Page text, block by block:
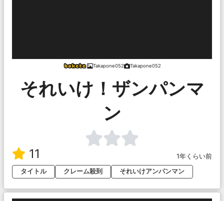
Takapone052 Takapone052
それいけ！ザンパンマ
ン
11
1年くらい前
タイトル
クレーム殺到 それいけアンパンマン